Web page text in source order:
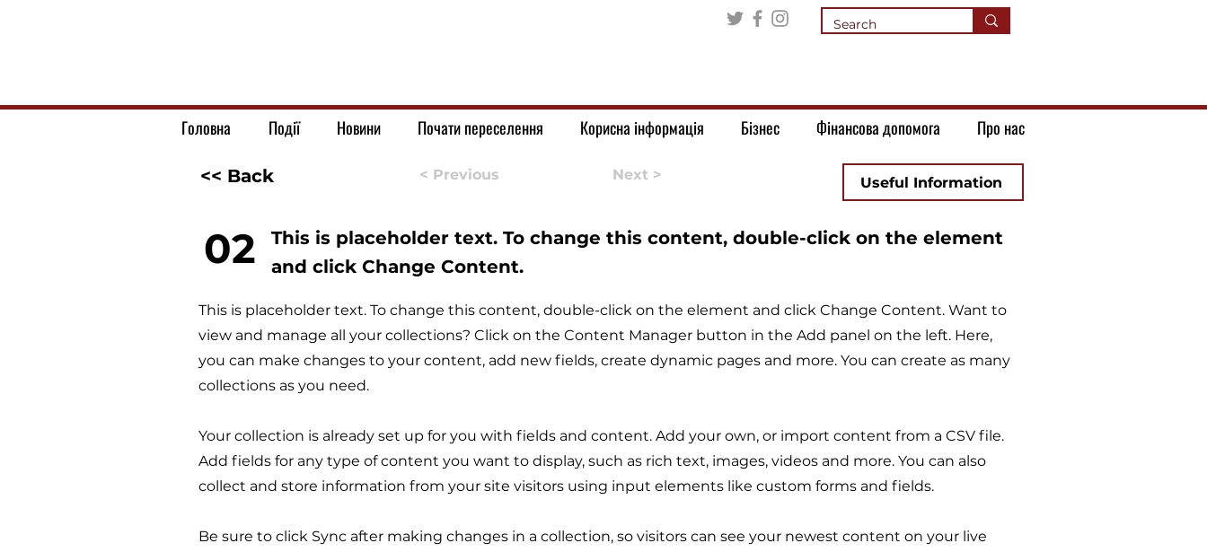
Головна Події Новини Почати переселення Корисна інформація Бізнес Фінансова допомога Про нас
<< Back < Previous Next > Useful Information
02
This is placeholder text. To change this content, double-click on the element
and click Change Content.
This is placeholder text. To change this content, double-click on the element and click Change Content. Want to
view and manage all your collections? Click on the Content Manager button in the Add panel on the left. Here,
you can make changes to your content, add new fields, create dynamic pages and more. You can create as many
collections as you need.
Your collection is already set up for you with fields and content. Add your own, or import content from a CSV file.
Add fields for any type of content you want to display, such as rich text, images, videos and more. You can also
collect and store information from your site visitors using input elements like custom forms and fields.
Be sure to click Sync after making changes in a collection, so visitors can see your newest content on your live